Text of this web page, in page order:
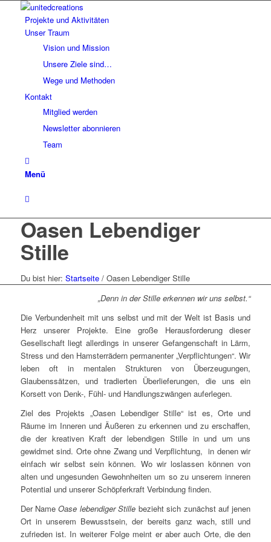
Projekte und Aktivitäten
Unser Traum
Vision und Mission
Unsere Ziele sind…
Wege und Methoden
Kontakt
Mitglied werden
Newsletter abonnieren
Team
Menü
Oasen Lebendiger
Stille
Du bist hier: Startseite / Oasen Lebendiger Stille
„Denn in der Stille erkennen wir uns selbst.“
Die Verbundenheit mit uns selbst und mit der Welt ist Basis und
Herz unserer Projekte. Eine große Herausforderung dieser
Gesellschaft liegt allerdings in unserer Gefangenschaft in Lärm,
Stress und den Hamsterrädern permanenter „Verpflichtungen“. Wir
leben oft in mentalen Strukturen von Überzeugungen,
Glaubenssätzen, und tradierten Überlieferungen, die uns ein
Korsett von Denk-, Fühl- und Handlungszwängen auferlegen.
Ziel des Projekts „Oasen Lebendiger Stille“ ist es, Orte und
Räume im Inneren und Äußeren zu erkennen und zu erschaffen,
die der kreativen Kraft der lebendigen Stille in und um uns
gewidmet sind. Orte ohne Zwang und Verpflichtung, in denen wir
einfach wir selbst sein können. Wo wir loslassen können von
alten und ungesunden Gewohnheiten um so zu unserem inneren
Potential und unserer Schöpferkraft Verbindung finden.
Der NameOase lebendiger Stille bezieht sich zunächst auf jenen
Ort in unserem Bewusstsein, der bereits ganz wach, still und
zufrieden ist. In weiterer Folge meint er aber auch Orte, die den